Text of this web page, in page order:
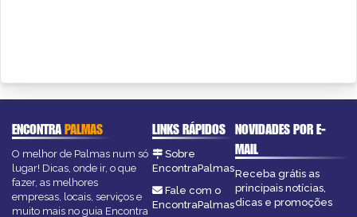
ENCONTRAPALMAS
O melhor de Palmas num só
lugar! Dicas, onde ir, o que
fazer, as melhores
empresas, locais, serviços e
muito mais no guia Encontra
LINKS RÁPIDOS
Sobre
EncontraPalmas
Fale com o
EncontraPalmas
NOVIDADES POR E-
MAIL
Receba grátis as
principais notícias,
dicas e promoções